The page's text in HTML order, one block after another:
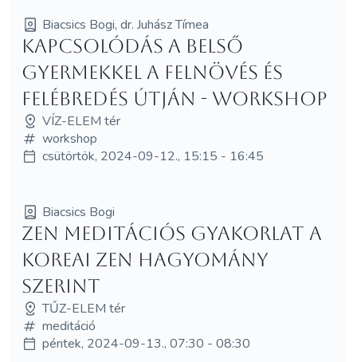
Biacsics Bogi, dr. Juhász Tímea
Kapcsolódás a belső
gyermekkel a felnövés és
felébredés útján - WORKSHOP
VÍZ-ELEM tér
workshop
csütörtök, 2024-09-12., 15:15 - 16:45
Biacsics Bogi
Zen meditációs gyakorlat a
koreai zen hagyomány
szerint
TŰZ-ELEM tér
meditáció
péntek, 2024-09-13., 07:30 - 08:30